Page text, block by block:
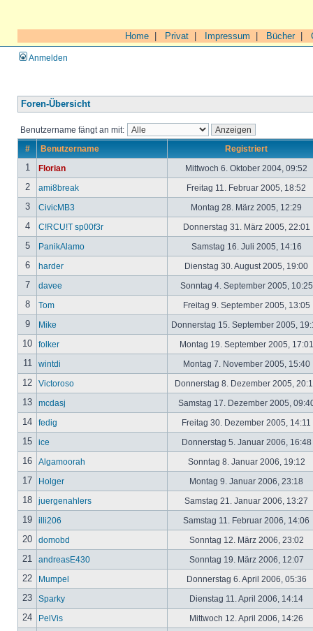
Home Privat Impressum Bücher|
Anmelden
Foren-Übersicht
Benutzername fängt an mit:
# Benutzername Registriert
1 Florian Mittwoch 6. Oktober 2004, 09:52
2 ami8break Freitag 11. Februar 2005, 18:52
3 CivicMB3 Montag 28. März 2005, 12:29
4 C!RCU!T sp00f3r Donnerstag 31. März 2005, 22:01
5 PanikAlamo Samstag 16. Juli 2005, 14:16
6 harder Dienstag 30. August 2005, 19:00
7 davee Sonntag 4. September 2005,
8 Tom Freitag 9. September 2005, 13:05
9 Mike Donnerstag 15. September 2005,
10 folker Montag 19. September 2005,
11 wintdi Montag 7. November 2005, 15:40
12 Victoroso Donnerstag 8. Dezember 2005,
13 mcdasj Samstag 17. Dezember 2005,
14 fedig Freitag 30. Dezember 2005, 14:11
15 ice Donnerstag 5. Januar 2006, 16:48
16 Algamoorah Sonntag 8. Januar 2006, 19:12
17 Holger Montag 9. Januar 2006, 23:18
18 juergenahlers Samstag 21. Januar 2006, 13:27
19 illi206 Samstag 11. Februar 2006, 14:06
20 domobd Sonntag 12. März 2006, 23:02
21 andreasE430 Sonntag 19. März 2006, 12:07
22 Mumpel Donnerstag 6. April 2006, 05:36
23 Sparky Dienstag 11. April 2006, 14:14
24 PelVis Mittwoch 12. April 2006, 14:26